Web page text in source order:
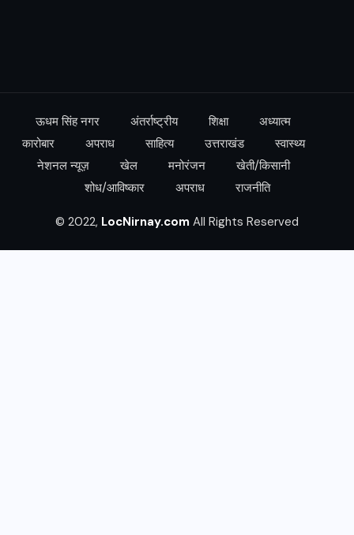
ऊधम सिंह नगर अंतर्राष्ट्रीय शिक्षा
अध्यात्म
कारोबार
अपराध साहित्य उत्तराखंड
स्वास्थ्य
नेशनल न्यूज़
खेल मनोरंजन
खेती/किसानी
शोध/आविष्कार
अपराध राजनीति
© 2022, LocNirnay.com All Rights Reserved